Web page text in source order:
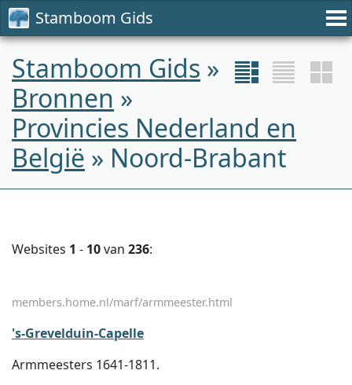
Stamboom Gids
Stamboom Gids »
Bronnen »
Provincies Nederland en
België » Noord-Brabant
Websites 1 - 10van 236:
members.home.nl/marf/armmeester.html
's-Grevelduin-Capelle
Armmeesters 1641-1811.